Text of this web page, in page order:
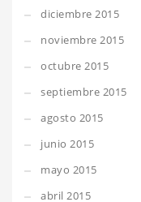
diciembre 2015
noviembre 2015
octubre 2015
septiembre 2015
agosto 2015
junio 2015
mayo 2015
abril 2015